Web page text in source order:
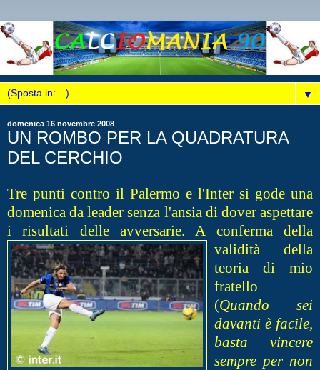
▼
domenica 16 novembre 2008
UN ROMBO PER LA QUADRATURA
DEL CERCHIO
Tre punti contro il Palermo e l'Inter si gode una
domenica da leader senza l'ansia di dover aspettare
i risultati delle avversarie. A confermadella
validità della
teoria di mio
fratello
(Quando sei
davanti è facile,
basta vincere
sempre per non